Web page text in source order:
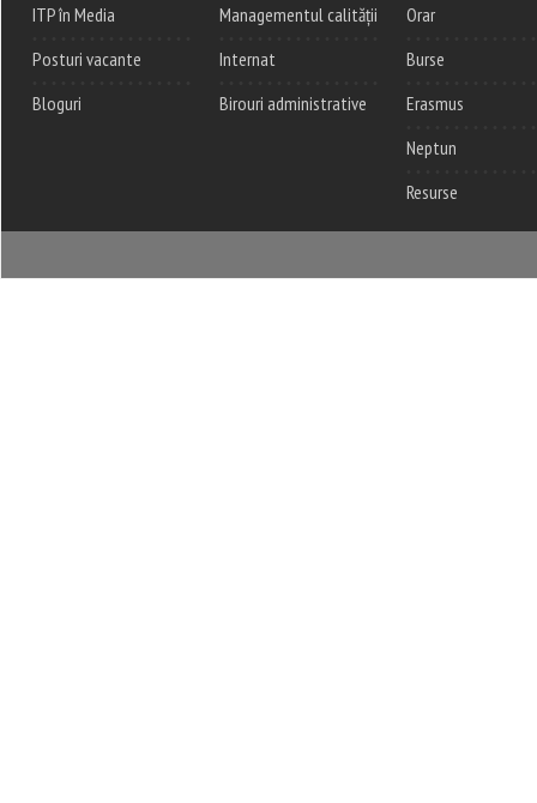
ITP în Media
Posturi vacante
Bloguri
Managementul calității
Internat
Birouri administrative
Orar
Burse
Erasmus
Neptun
Resurse